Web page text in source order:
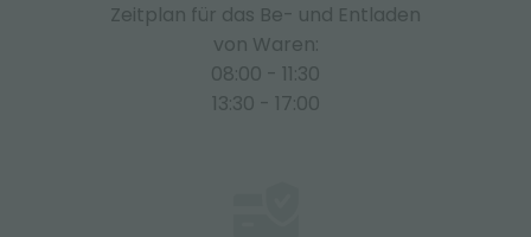
Zeitplan für das Be- und Entladen
von Waren:
08:00 - 11:30
13:30 - 17:00